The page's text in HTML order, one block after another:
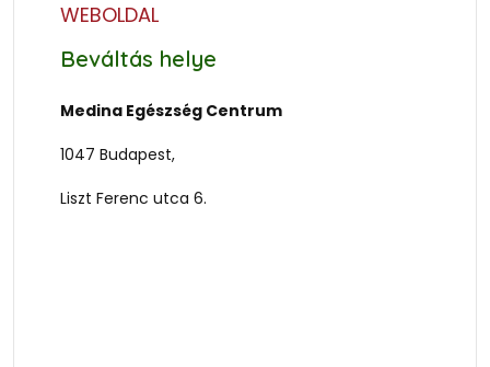
WEBOLDAL
Beváltás helye
Medina Egészség Centrum
1047 Budapest,
Liszt Ferenc utca 6.